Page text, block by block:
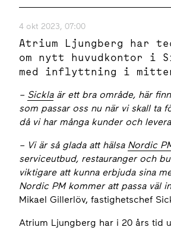
4 okt 2023, 07:00
Atrium Ljungberg har
om nytt huvudkontor i
med inflyttning i mitten
– Sicklaär ett bra område, här
som passar oss nu när vi skall ta
då vi har många kunder och
– Vi är så glada att hälsa Nordic
serviceutbud, restauranger och
viktigare att kunna erbjuda sina
Nordic PM kommer att passa väl
Mikael Gillerlöv, fastighetschef
Atrium Ljungberg har i 20 års tid